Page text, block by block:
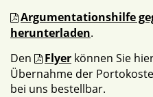
Argumentationshilfe
herunterladen.
Den
Flyer können Sie
Übernahme der
bei uns bestellbar.